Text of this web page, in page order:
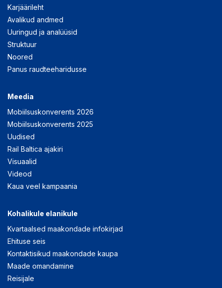
Karjäärileht
Avalikud andmed
Uuringud ja analüüsid
Struktuur
Noored
Panus raudteeharidusse
Meedia
Mobiilsuskonverents 2026
Mobiilsuskonverents 2025
Uudised
Rail Baltica ajakiri
Visuaalid
Videod
Kaua veel kampaania
Kohalikule elanikule
Kvartaalsed maakondade infokirjad
Ehituse seis
Kontaktisikud maakondade kaupa
Maade omandamine
Reisijale